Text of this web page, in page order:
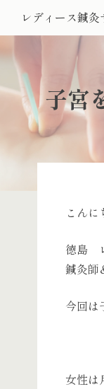
レディース鍼灸
子宮
こんに
徳島
鍼灸師
今回は
女性は